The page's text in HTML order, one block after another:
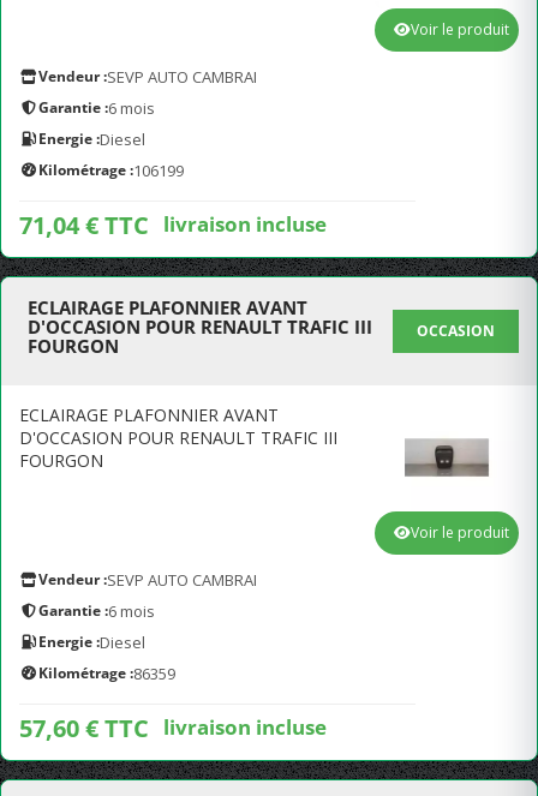
Vendeur :SEVP AUTO CAMBRAI
Garantie :6 mois
Energie :Diesel
Kilométrage :106199
71,04 € TTC livraison incluse
Voir le produit
ECLAIRAGE PLAFONNIER AVANT
D'OCCASION POUR RENAULT TRAFIC III
FOURGON
OCCASION
ECLAIRAGE PLAFONNIER AVANT
D'OCCASION POUR RENAULT TRAFIC III
FOURGON
Vendeur :SEVP AUTO CAMBRAI
Garantie :6 mois
Energie :Diesel
Kilométrage :86359
57,60 € TTC livraison incluse
Voir le produit